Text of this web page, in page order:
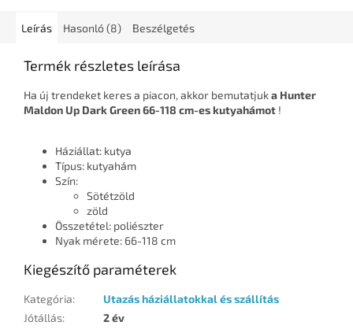
Leírás Hasonló (8) Beszélgetés
Termék részletes leírása
Ha új trendeket keres a piacon, akkor bemutatjuka Hunter
Maldon Up Dark Green 66-118 cm-es kutyahámot !
Háziállat: kutya
Típus: kutyahám
Szín:
Sötétzöld
zöld
Összetétel: poliészter
Nyak mérete: 66-118 cm
Kiegészítő paraméterek
Kategória:
Utazás háziállatokkal és szállítás
Jótállás:
2 év